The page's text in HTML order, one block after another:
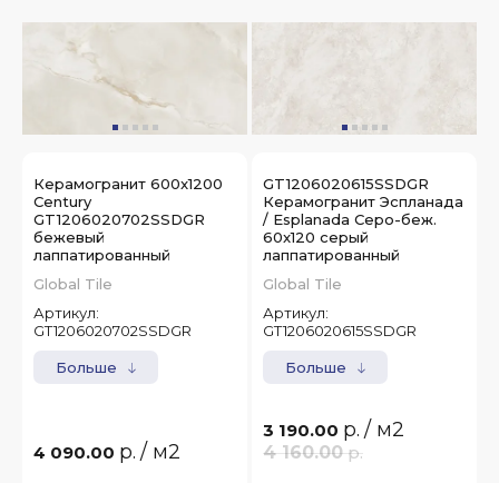
Керамогранит 600x1200
Century
GT1206020702SSDGR
бежевый
лаппатированный
Global Tile
Артикул:
GT1206020702SSDGR
Больше
4 090.00 р. / м2
GT1206020615SSDGR
Керамогранит Эспланада
/ Esplanada Серо-беж.
60x120 серый
лаппатированный
Global Tile
Артикул:
GT1206020615SSDGR
Больше
3 190.00 р. / м2
4 160.00 р.